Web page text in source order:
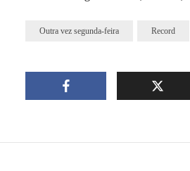
Outra vez segunda-feira Record